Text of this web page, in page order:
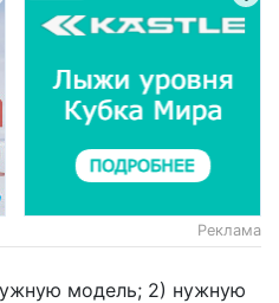
Реклама
модель; 2) нужную